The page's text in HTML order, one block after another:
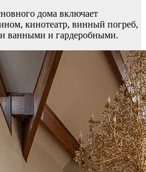
дома включает
кинотеатр, винный погреб,
ванными и гардеробными.